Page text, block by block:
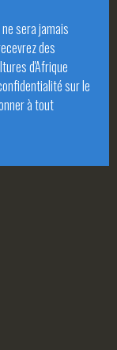
sera jamais
des
d'Afrique
sur le
à tout